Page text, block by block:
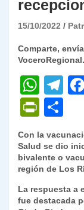
15/10/2022
Comparte,
W
h
at
s
A
p
T
gr
a
m
P
nt
Fr
ie
n
m
p
ar
tir
Con la
Salud se dio
bivalente o
región de Los
La respuesta a
fue destacada